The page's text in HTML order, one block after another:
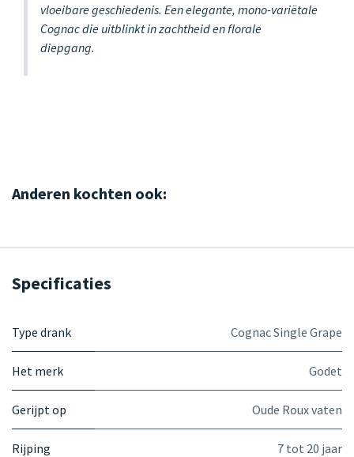
vloeibare geschiedenis. Een elegante, mono-variëtale
Cognac die uitblinkt in zachtheid en florale
diepgang.
Anderen kochten ook:
Specificaties
Type drank Cognac Single Grape
Het merk Godet
Gerijpt op Oude Roux vaten
Rijping 7 tot 20 jaar